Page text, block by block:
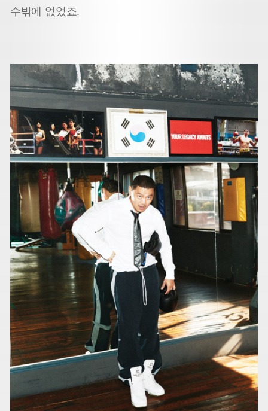
수밖에 없었죠.